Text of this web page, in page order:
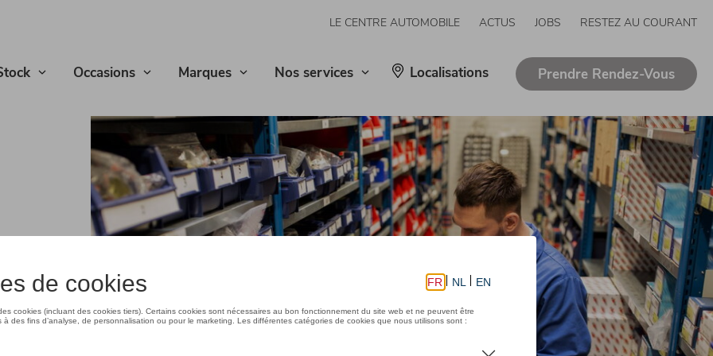
LE CENTRE AUTOMOBILE ACTUS JOBS RESTEZ AU COURANT
Occasions Marques Nos services Localisations Prendre Rendez-Vous
! Tous
à la